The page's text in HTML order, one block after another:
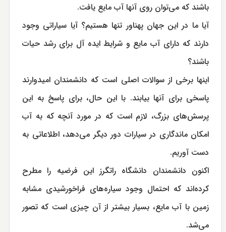
باشند که می‌توان روی آنها آب مایع یافت.
آیا ما در این جهان پهناور تنها هستیم؟ آیا سیاراتی وجود
دارند که دارای آب مایع و شرایط ایده آل برای رشد حیات
باشند؟
اینها برخی از سوالات اصلی است که دانشمندان امیدوارند
پاسخی برای آنها بیابند. با این حال، برای پاسخ به این
پرسش‌های بزرگ، لازم است که در مورد آنچه که به آب
امکان ماندگاری در سیارات دور دیگر می‌دهد، اطلاعاتی به
دست آوریم.
اکنون دانشمندان دانشگاه راتگرز این فرضیه را مطرح
کرده‌اند که احتمال وجود سیاره‌های فراخورشیدی مشابه
زمین با آب مایع، بسیار بیشتر از آن چیزی است که تصور
می‌شد.